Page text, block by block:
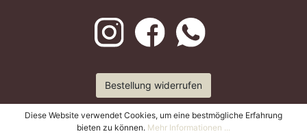
Bestellung widerrufen
Diese Website verwendet Cookies, um eine bestmögliche Erfahrung
bieten zu können. Mehr Informationen ...